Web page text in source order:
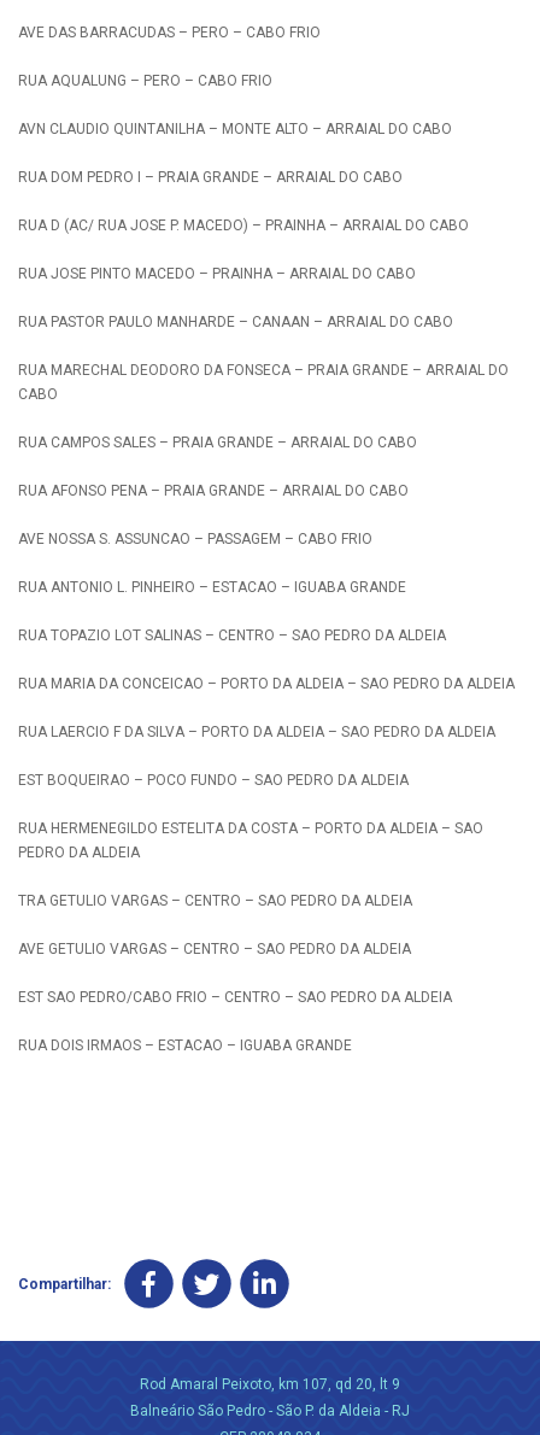
AVE DAS BARRACUDAS – PERO – CABO FRIO
RUA AQUALUNG – PERO – CABO FRIO
AVN CLAUDIO QUINTANILHA – MONTE ALTO – ARRAIAL DO CABO
RUA DOM PEDRO I – PRAIA GRANDE – ARRAIAL DO CABO
RUA D (AC/ RUA JOSE P. MACEDO) – PRAINHA – ARRAIAL DO CABO
RUA JOSE PINTO MACEDO – PRAINHA – ARRAIAL DO CABO
RUA PASTOR PAULO MANHARDE – CANAAN – ARRAIAL DO CABO
RUA MARECHAL DEODORO DA FONSECA – PRAIA GRANDE – ARRAIAL DO
CABO
RUA CAMPOS SALES – PRAIA GRANDE – ARRAIAL DO CABO
RUA AFONSO PENA – PRAIA GRANDE – ARRAIAL DO CABO
AVE NOSSA S. ASSUNCAO – PASSAGEM – CABO FRIO
RUA ANTONIO L. PINHEIRO – ESTACAO – IGUABA GRANDE
RUA TOPAZIO LOT SALINAS – CENTRO – SAO PEDRO DA ALDEIA
RUA MARIA DA CONCEICAO – PORTO DA ALDEIA – SAO PEDRO DA ALDEIA
RUA LAERCIO F DA SILVA – PORTO DA ALDEIA – SAO PEDRO DA ALDEIA
EST BOQUEIRAO – POCO FUNDO – SAO PEDRO DA ALDEIA
RUA HERMENEGILDO ESTELITA DA COSTA – PORTO DA ALDEIA – SAO
PEDRO DA ALDEIA
TRA GETULIO VARGAS – CENTRO – SAO PEDRO DA ALDEIA
AVE GETULIO VARGAS – CENTRO – SAO PEDRO DA ALDEIA
EST SAO PEDRO/CABO FRIO – CENTRO – SAO PEDRO DA ALDEIA
RUA DOIS IRMAOS – ESTACAO – IGUABA GRANDE
Compartilhar:
Rod Amaral Peixoto, km 107, qd 20, lt 9
Balneário São Pedro - São P. da Aldeia - RJ